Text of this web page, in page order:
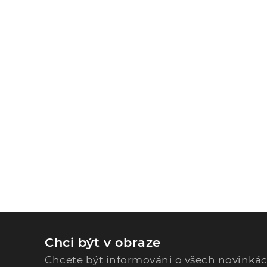
Chci být v obraze
Chcete být informováni o všech